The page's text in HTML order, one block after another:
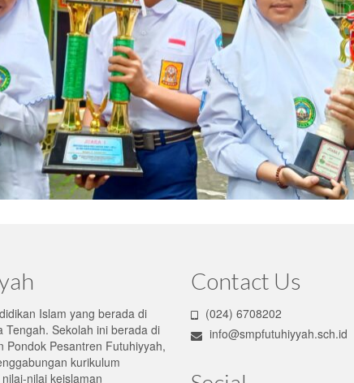
Islam yang berada di
Tengah. Sekolah ini berada di
Pondok Pesantren Futuhiyyah,
kurikulum
nilai keislaman
Contact Us
(024) 6708202
info@smpfutuhiyyah.sch.id